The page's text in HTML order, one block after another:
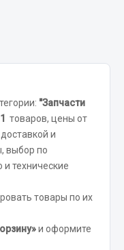
"Запчасти
1 товаров, цены от
и
выбор по
технические
товары по их
и оформите